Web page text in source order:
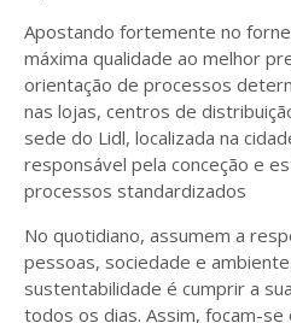
Apostando fortemente no
máxima qualidade ao melhor
orientação de processos
nas lojas, centros de
sede do Lidl, localizada na
responsável pela conceção e
processos standardizados
No quotidiano, assumem a
pessoas, sociedade e
sustentabilidade é cumprir a
todos os dias. Assim, focam-